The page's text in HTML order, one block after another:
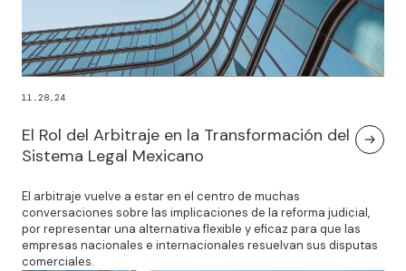
11.28.24
El Rol del Arbitraje en la Transformación del
Sistema Legal Mexicano
El arbitraje vuelve a estar en el centro de muchas
conversaciones sobre las implicaciones de la reforma judicial,
por representar una alternativa flexible y eficaz para que las
empresas nacionales e internacionales resuelvan sus disputas
comerciales.